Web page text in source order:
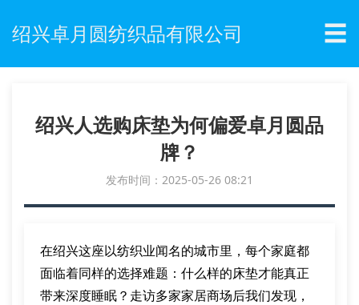
绍兴卓月圆纺织品有限公司 ☰
绍兴人选购床垫为何偏爱卓月圆品
牌？
发布时间：2025-05-26 08:21
在绍兴这座以纺织业闻名的城市里，每个家庭都
面临着同样的选择难题：什么样的床垫才能真正
带来深度睡眠？走访多家家居商场后我们发现，